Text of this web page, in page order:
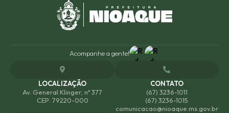
Acompanhe a gente!
LOCALIZAÇÃO
Av. General Klinger, nº 377
CEP: 79220-000
CONTATO
(67) 3236-1011
(67) 3236-1015
comunicacao@nioaque.ms.gov.br